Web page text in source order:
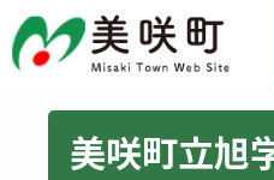
美咲町立旭